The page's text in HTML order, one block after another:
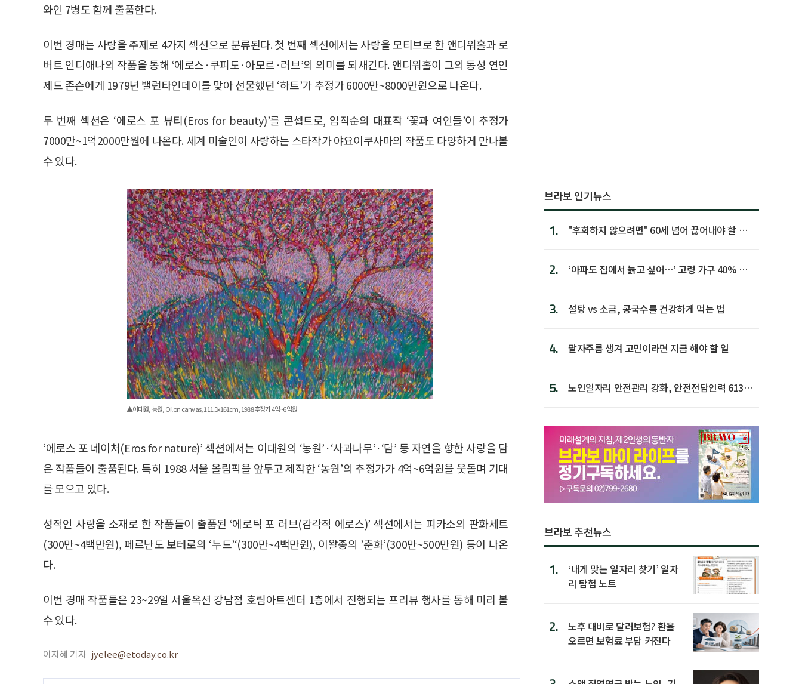
와인 7병도 함께 출품한다.
이번 경매는 사랑을 주제로 4가지 섹션으로 분류된다. 첫 번째 섹션에서는 사랑을 모티브로 한 앤디워홀과 로
버트 인디애나의 작품을 통해 ‘에로스·쿠피도·아모르·러브’의 의미를 되새긴다. 앤디워홀이 그의 동성 연인
제드 존슨에게 1979년 밸런타인데이를 맞아 선물했던 ‘하트’가 추정가 6000만~8000만원으로 나온다.
두 번째 섹션은 ‘에로스 포 뷰티(Eros for beauty)’를 콘셉트로, 임직순의 대표작 ‘꽃과 여인들’이 추정가
7000만~1억2000만원에 나온다. 세계 미술인이 사랑하는 스타작가 야요이쿠사마의 작품도 다양하게 만나볼
수 있다.
▲이대원, 농원, Oil on canvas, 111.5x161cm, 1988 추정가 4억~6억원
‘에로스 포 네이처(Eros for nature)’ 섹션에서는 이대원의 ‘농원’·‘사과나무’·‘담’ 등 자연을 향한 사랑을 담
은 작품들이 출품된다. 특히 1988 서울 올림픽을 앞두고 제작한 ‘농원’의 추정가가 4억~6억원을 웃돌며 기대
를 모으고 있다.
성적인 사랑을 소재로 한 작품들이 출품된 ‘에로틱 포 러브(감각적 에로스)’ 섹션에서는 피카소의 판화세트
(300만~4백만원), 페르난도 보테로의 ‘누드’‘(300만~4백만원), 이왈종의 ’춘화‘(300만~500만원) 등이 나온
다.
이번 경매 작품들은 23~29일 서울옥션 강남점 호림아트센터 1층에서 진행되는 프리뷰 행사를 통해 미리 볼
수 있다.
이지혜 기자 jyelee@etoday.co.kr
브라보 인기뉴스
1.
"후회하지 않으려면" 60세 넘어 끊어내야 할 사
2.
‘아파도 집에서 늙고 싶어…’ 고령 가구 40% 노
3. 설탕 vs 소금, 콩국수를 건강하게 먹는 법
4. 팔자주름 생겨 고민이라면 지금 해야 할 일
5.
노인일자리 안전관리 강화, 안전전담인력 613명
브라보 추천뉴스
1.
‘내게 맞는 일자리 찾기’ 일자
리 탐험 노트
2.
노후 대비로 달러보험? 환율
오르면 보험료 부담 커진다